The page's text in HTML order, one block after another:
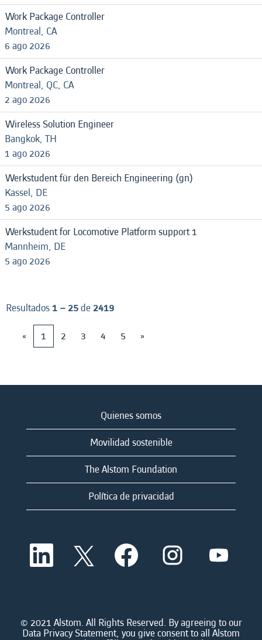
Work Package Controller
Montreal, CA
6 ago 2026
Work Package Controller
Montreal, QC, CA
2 ago 2026
Wireless Solution Engineer
Bangkok, TH
1 ago 2026
Werkstudent für den Bereich Engineering (gn)
Kassel, DE
5 ago 2026
Werkstudent for Locomotive Platform support 1
Mannheim, DE
5 ago 2026
Resultados1 – 25de 2419
«
1 2 3 4 5 »
Quienes somos
Movilidad sostenible
The Alstom Foundation
Política de privacidad
S
a
n
u
S
e
a
n
u
S
e
a
n
u
n
u
n
u
© 2021 Alstom. All Rights Reserved. By agreeing to our
Data Privacy Statement, you give consent to all Alstom